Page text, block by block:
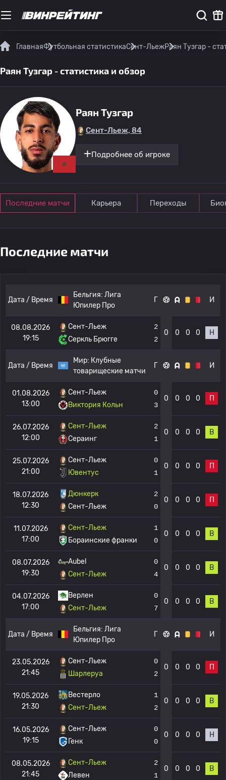
ГлавнаяФутбольная статистикаСент-ЛьежРаян Тузгар -
Раян Тузгар - статистика и обзор
Раян Тузгар
Сент-Льеж, 84
Подробнее об игроке
Последние матчи Карьера Переходы
Последние матчи
Дата / Время
Бельгия: Лига
Юпилер Про
Г И
08.08.2026
19:15
Сент-Льеж
Серкль Брюгге
2
2
0 0 0 0 Н
Дата / Время
Мир: Клубные
товарищеские матчи
Г И
01.08.2026
13:00
Сент-Льеж
Виктория Кольн
0
3
0 0 0 0 П
26.07.2026
12:00
Сент-Льеж
Сераинг
2
1
0 0 0 0 В
25.07.2026
21:00
Сент-Льеж
Ювентус
0
1
0 0 0 0 П
18.07.2026
12:30
Дюнкерк
Сент-Льеж
2
0
0 0 0 0 П
11.07.2026
17:00
Сент-Льеж
Бораинские франки
1
0
0 0 0 0 В
08.07.2026
19:30
Aubel
Сент-Льеж
0
4
0 0 0 0 В
04.07.2026
17:00
Верлен
Сент-Льеж
0
7
0 0 0 0 В
Дата / Время
Бельгия: Лига
Юпилер Про
Г И
23.05.2026
21:45
Сент-Льеж
Шарлеруа
0
2
0 0 0 0 П
19.05.2026
21:30
Вестерло
Сент-Льеж
1
2
0 0 0 0 В
16.05.2026
19:15
Сент-Льеж
Генк
0
0
0 0 0 0 Н
08.05.2026
21:45
Сент-Льеж
Левен
2
1
0 0 0 0 В